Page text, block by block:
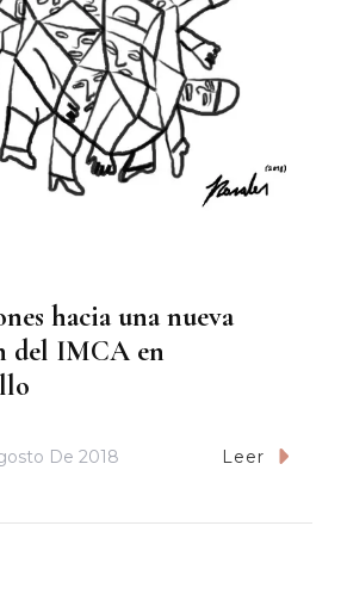
hacia una nueva
del IMCA en
De 2018 Leer